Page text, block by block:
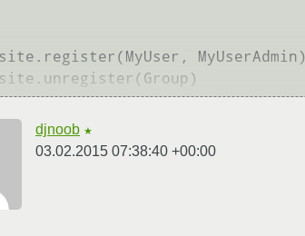
MyUserAdmin)
djnoob ★
03.02.2015 07:38:40 +00:00